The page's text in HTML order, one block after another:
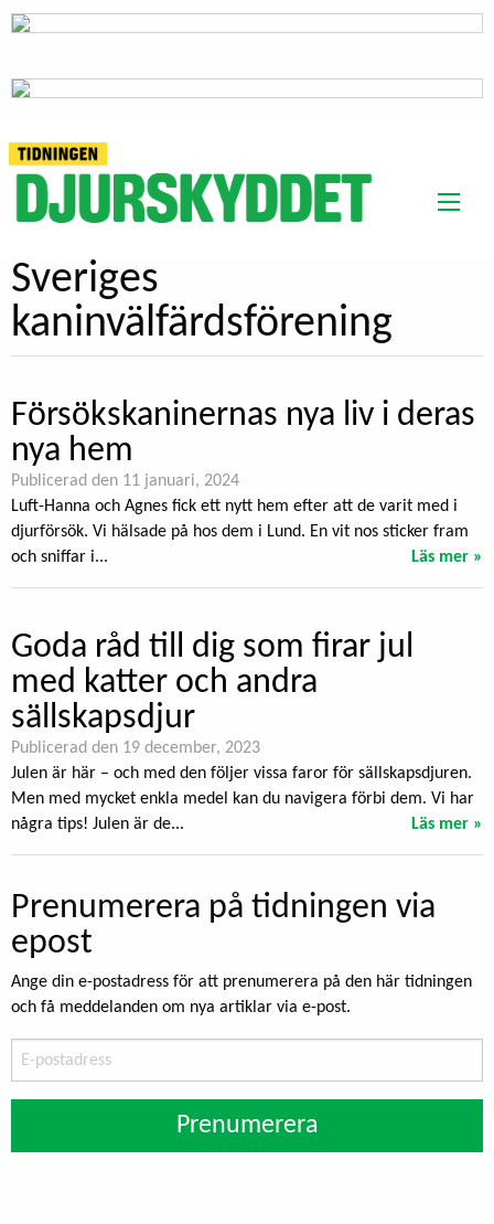
Sveriges
kaninvälfärdsförening
Försökskaninernas nya liv i deras
nya hem
Publicerad den 11 januari, 2024
Luft-Hanna och Agnes fick ett nytt hem efter att de varit med i
djurförsök. Vi hälsade på hos dem i Lund. En vit nos sticker fram
och sniffar i...
Läs mer »
Goda råd till dig som firar jul
med katter och andra
sällskapsdjur
Publicerad den 19 december, 2023
Julen är här – och med den följer vissa faror för sällskapsdjuren.
Men med mycket enkla medel kan du navigera förbi dem. Vi har
några tips! Julen är de...
Läs mer »
Prenumerera på tidningen via
epost
Ange din e-postadress för att prenumerera på den här tidningen
och få meddelanden om nya artiklar via e-post.
postadress
Prenumerera